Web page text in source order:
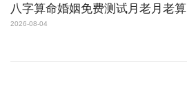
八字算命婚姻免费测试月老月老算
2026-08-04